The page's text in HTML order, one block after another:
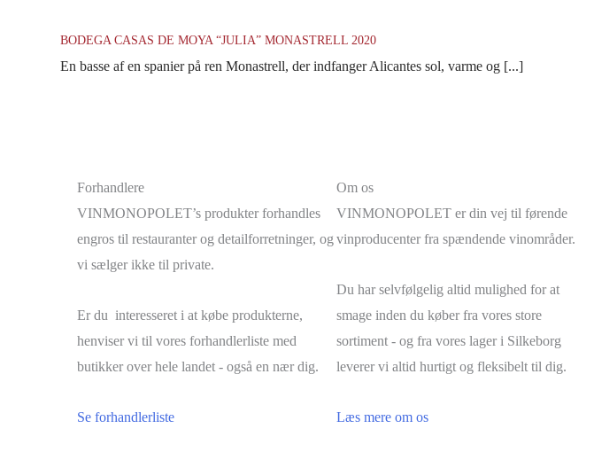
BODEGA CASAS DE MOYA “JULIA” MONASTRELL 2020
En basse af en spanier på ren Monastrell, der indfanger Alicantes sol, varme og [...]
Forhandlere
VINMONOPOLET’s produkter forhandles
engros til restauranter og detailforretninger, og
vi sælger ikke til private.
Er du interesseret i at købe produkterne,
henviser vi til vores forhandlerliste med
butikker over hele landet - også en nær dig.
Se forhandlerliste
Om os
VINMONOPOLET er din vej til førende
vinproducenter fra spændende vinområder.
Du har selvfølgelig altid mulighed for at
smage inden du køber fra vores store
sortiment - og fra vores lager i Silkeborg
leverer vi altid hurtigt og fleksibelt til dig.
Læs mere om os